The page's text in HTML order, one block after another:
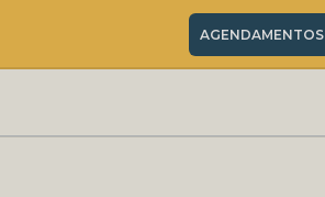
AGENDAMENTOS